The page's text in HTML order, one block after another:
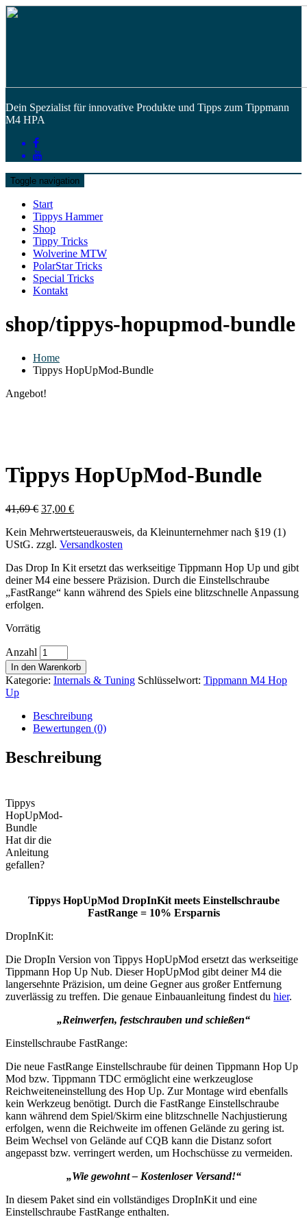
Dein Spezialist für innovative Produkte und Tipps zum Tippmann
M4 HPA
Toggle navigation
Start
Tippys Hammer
Shop
Tippy Tricks
Wolverine MTW
PolarStar Tricks
Special Tricks
Kontakt
shop/tippys-hopupmod-bundle
Home
Tippys HopUpMod-Bundle
Angebot!
Tippys HopUpMod-Bundle
41,69€ 37,00 €
Kein Mehrwertsteuerausweis, da Kleinunternehmer nach §19 (1)
UStG. zzgl. Versandkosten
Das Drop In Kit ersetzt das werkseitige Tippmann Hop Up und gibt
deiner M4 eine bessere Präzision. Durch die Einstellschraube
„FastRange“ kann während des Spiels eine blitzschnelle Anpassung
erfolgen.
Vorrätig
Anzahl
In den Warenkorb
Kategorie: Internals & Tuning Schlüsselwort: Tippmann M4 Hop
Up
Beschreibung
Bewertungen (0)
Beschreibung
Tippys
HopUpMod-
Bundle
Hat dir die
Anleitung
gefallen?
Tippys HopUpMod DropInKit meets Einstellschraube
FastRange = 10% Ersparnis
DropInKit:
Die DropIn Version von Tippys HopUpMod ersetzt das werkseitige
Tippmann Hop Up Nub. Dieser HopUpMod gibt deiner M4 die
langersehnte Präzision, um deine Gegner aus großer Entfernung
zuverlässig zu treffen. Die genaue Einbauanleitung findest du hier.
„Reinwerfen, festschrauben und schießen“
Einstellschraube FastRange:
Die neue FastRange Einstellschraube für deinen Tippmann Hop Up
Mod bzw. Tippmann TDC ermöglicht eine werkzeuglose
Reichweiteneinstellung des Hop Up. Zur Montage wird ebenfalls
kein Werkzeug benötigt. Durch die FastRange Einstellschraube
kann während dem Spiel/Skirm eine blitzschnelle Nachjustierung
erfolgen, wenn die Reichweite im offenen Gelände zu gering ist.
Beim Wechsel von Gelände auf CQB kann die Distanz sofort
angepasst bzw. verringert werden, um Hochschüsse zu vermeiden.
„Wie gewohnt – Kostenloser Versand!“
In diesem Paket sind ein vollständiges DropInKit und eine
Einstellschraube FastRange enthalten.